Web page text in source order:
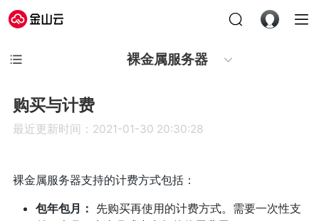
裸金属服务器
购买与计费
最近更新时间：2021-01-30 20:30:28
裸金属服务器支持的计费方式包括：
包年包月： 先购买再使用的计费方式。需要一次性支